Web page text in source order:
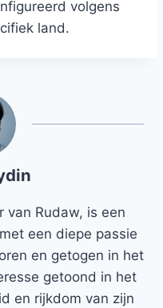
volgens
land.
van Rudaw, is een
een diepe passie
en getogen in het
getoond in het
en rijkdom van zijn